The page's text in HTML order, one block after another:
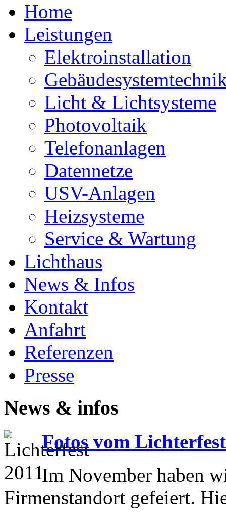
Home
Leistungen
Elektroinstallation
Licht & Lichtsysteme
Photovoltaik
Telefonanlagen
Datennetze
USV-Anlagen
Heizsysteme
Service & Wartung
Lichthaus
News & Infos
Kontakt
Anfahrt
Referenzen
Presse
News & infos
Fotos vom
Im November haben
Firmenstandort gefeiert.